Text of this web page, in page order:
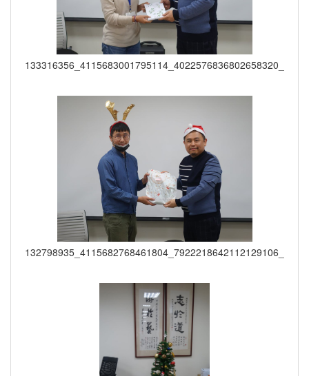
133316356_4115683001795114_4022576836802658320_o
132798935_4115682768461804_7922218642112129106_o